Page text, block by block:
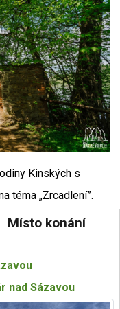
Kinských s
téma „Zrcadlení”.
Místo konání
nad Sázavou